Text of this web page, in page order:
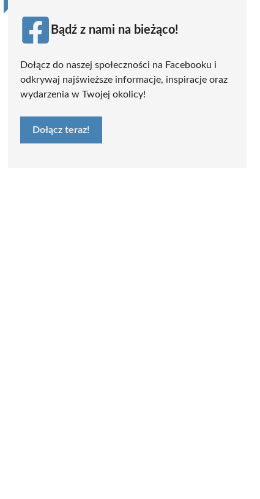
Bądź z nami na bieżąco!
Dołącz do naszej społeczności na Facebooku i
odkrywaj najświeższe informacje, inspiracje oraz
wydarzenia w Twojej okolicy!
Dołącz teraz!